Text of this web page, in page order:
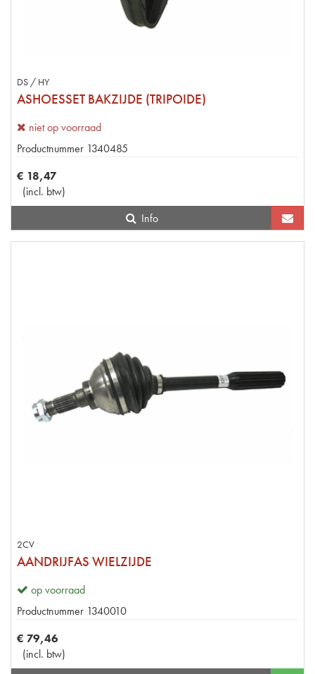
DS / HY
ASHOESSET BAKZIJDE (TRIPOIDE)
niet op voorraad
Productnummer 1340485
€ 18,47
(incl. btw)
Info
2CV
AANDRIJFAS WIELZIJDE
op voorraad
Productnummer 1340010
€ 79,46
(incl. btw)